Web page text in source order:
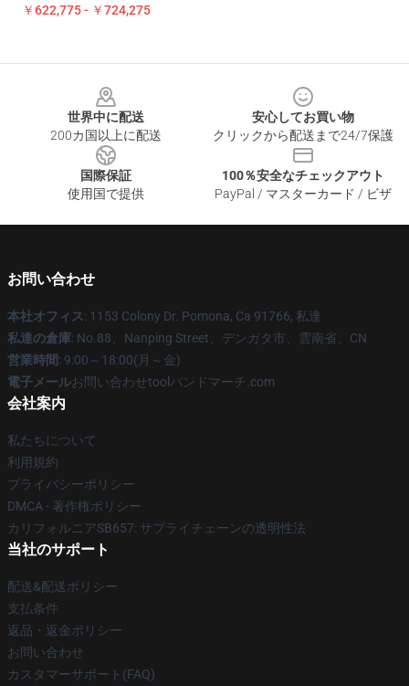
￥622,775 - ￥724,275
世界中に配送
200カ国以上に配送
安心してお買い物
クリックから配送まで24/7保護
国際保証
使用国で提供
100％安全なチェックアウト
PayPal / マスターカード / ビザ
お問い合わせ
本社オフィス: 1153 Colony Dr. Pomona, Ca 91766, 私達
私達の倉庫: No.88、Nanping Street、デンガタ市、雲南省、CN
営業時間: 9:00～18:00(月～金)
電子メールお問い合わせtoolバンドマーチ.com
会社案内
私たちについて
利用規約
プライバシーポリシー
DMCA - 著作権ポリシー
カリフォルニアSB657: サプライチェーンの透明性法
当社のサポート
配送&配送ポリシー
支払条件
返品・返金ポリシー
お問い合わせ
カスタマーサポート(FAQ)